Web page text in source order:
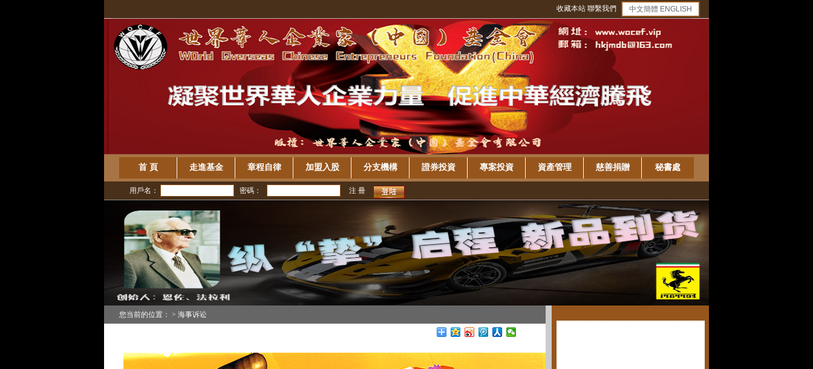
收藏本站 聯繫我們 中文簡體 ENGLISH
首 頁 走進基金 章程自律 加盟入股 分支機構 證券投資 專案投資 資產管理 慈善捐贈 秘書處
用戶名： 密碼： 注 冊
您当前的位置： > 海事诉讼